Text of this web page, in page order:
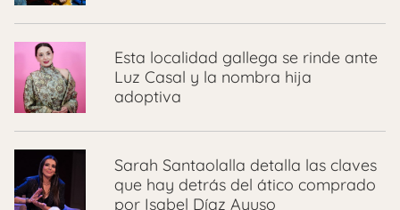
Esta localidad gallega se rinde ante
Luz Casal y la nombra hija
adoptiva
Sarah Santaolalla detalla las claves
que hay detrás del ático comprado
por Isabel Díaz Ayuso